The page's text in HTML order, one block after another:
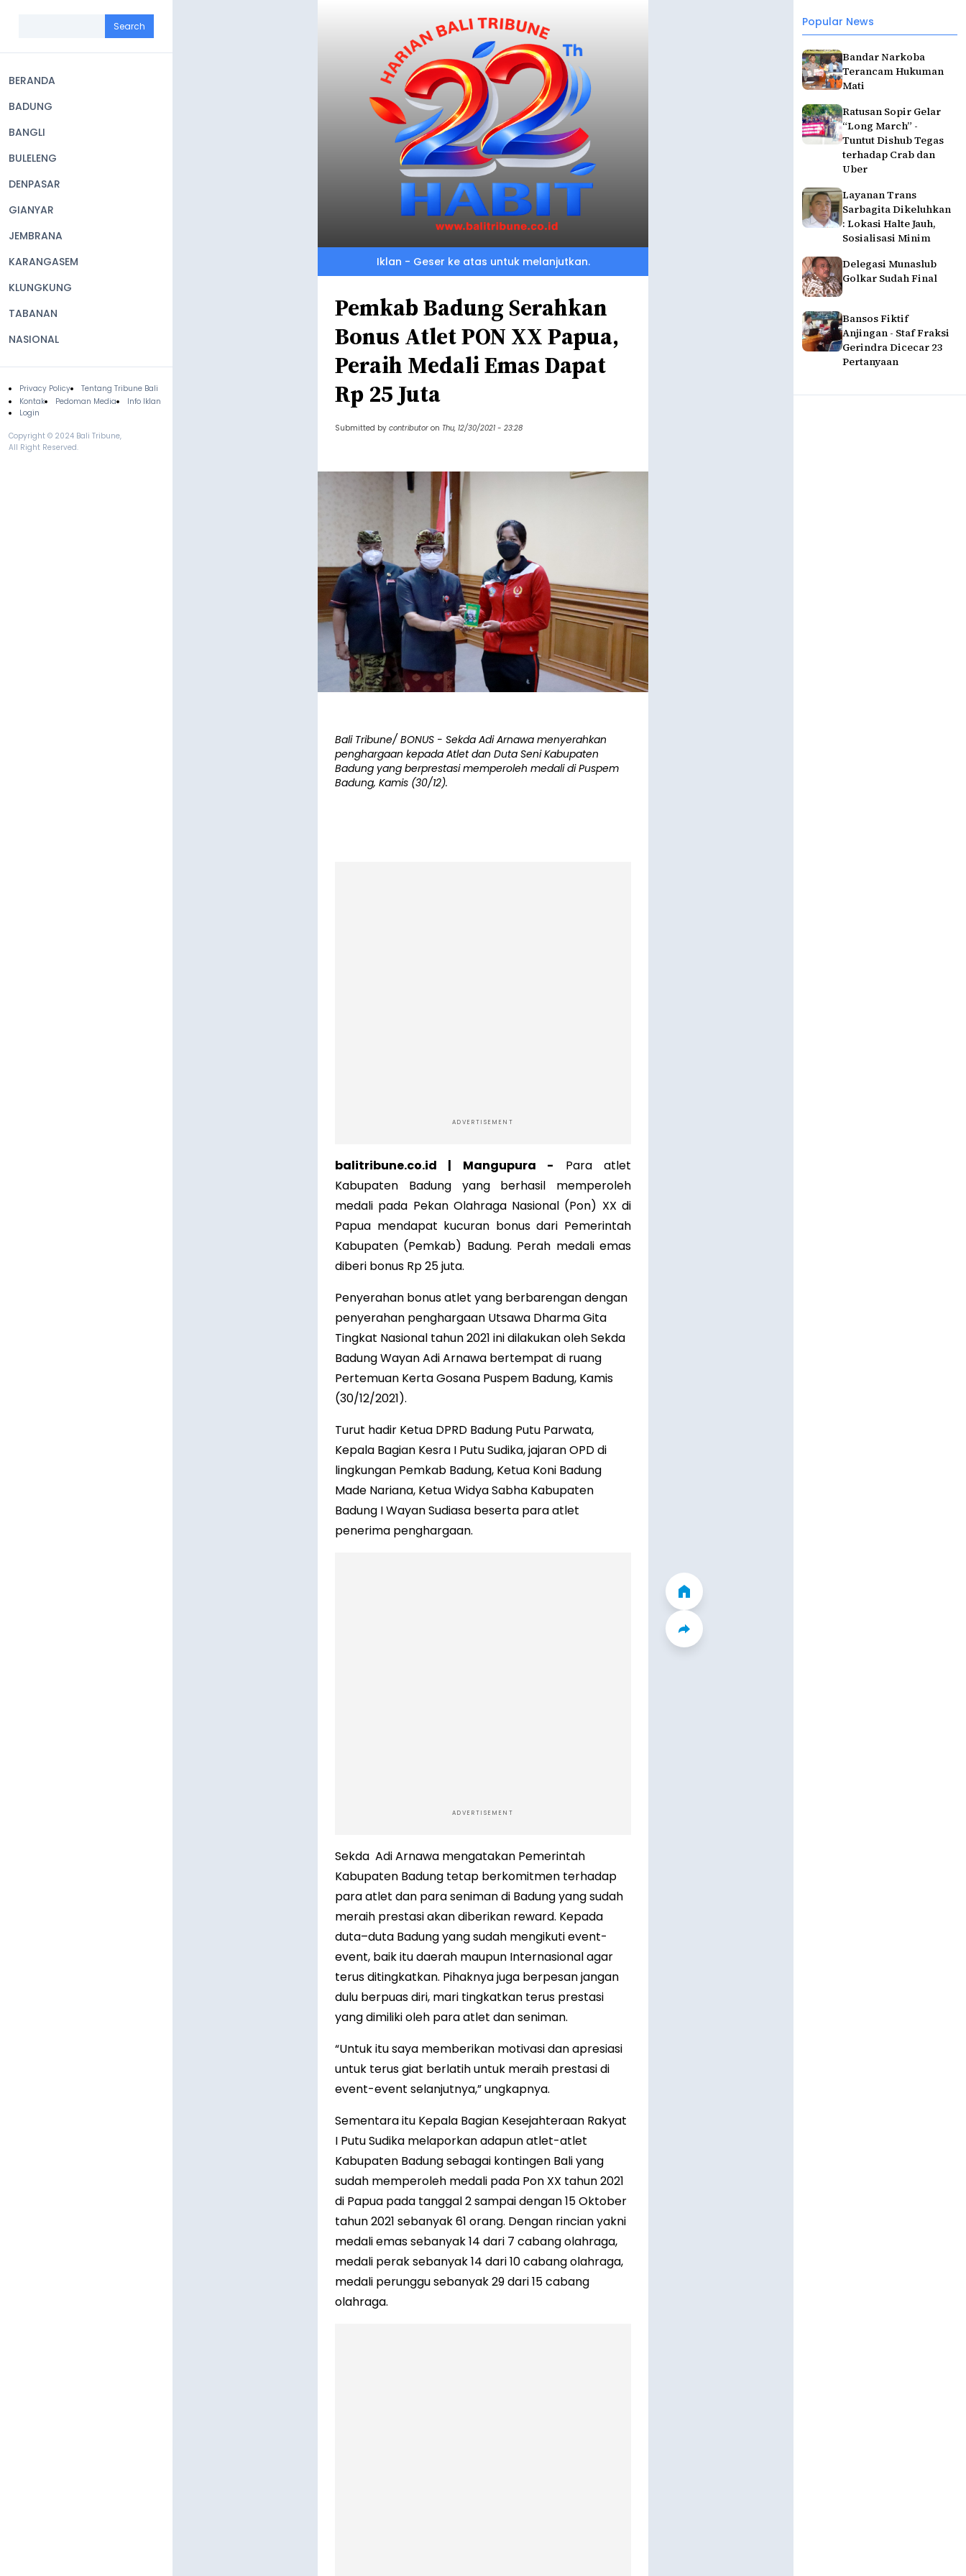
navigation
BERANDA
BADUNG
BANGLI
BULELENG
DENPASAR
GIANYAR
JEMBRANA
KARANGASEM
KLUNGKUNG
TABANAN
NASIONAL
Footer
Privacy Policy
Tentang Tribune Bali
Kontak
Pedoman Media
Info Iklan
Login
Copyright © 2024 Bali Tribune,
All Right Reserved.
Popular News
Bandar Narkoba
Terancam Hukuman
Mati
Ratusan Sopir Gelar
“Long March” -
Tuntut Dishub Tegas
terhadap Crab dan
Uber
Layanan Trans
Sarbagita Dikeluhkan
: Lokasi Halte Jauh,
Sosialisasi Minim
Delegasi Munaslub
Golkar Sudah Final
Bansos Fiktif
Anjingan - Staf Fraksi
Gerindra Dicecar 23
Pertanyaan
Iklan - Geser ke atas untuk melanjutkan.
Pemkab Badung Serahkan
Bonus Atlet PON XX Papua,
Peraih Medali Emas Dapat
Rp 25 Juta
Submitted by contributor on Thu, 12/30/2021 - 23:28
Bali Tribune/ BONUS - Sekda Adi Arnawa menyerahkan
penghargaan kepada Atlet dan Duta Seni Kabupaten
Badung yang berprestasi memperoleh medali di Puspem
Badung, Kamis (30/12).
ADVERTISEMENT
balitribune.co.id | Mangupura - Para atlet
Kabupaten Badung yang berhasil memperoleh
medali pada Pekan Olahraga Nasional (Pon) XX di
Papua mendapat kucuran bonus dari Pemerintah
Kabupaten (Pemkab) Badung. Perah medali emas
diberi bonus Rp 25 juta.
Penyerahan bonus atlet yang berbarengan dengan
penyerahan penghargaan Utsawa Dharma Gita
Tingkat Nasional tahun 2021 ini dilakukan oleh Sekda
Badung Wayan Adi Arnawa bertempat di ruang
Pertemuan Kerta Gosana Puspem Badung, Kamis
(30/12/2021).
Turut hadir Ketua DPRD Badung Putu Parwata,
Kepala Bagian Kesra I Putu Sudika, jajaran OPD di
lingkungan Pemkab Badung, Ketua Koni Badung
Made Nariana, Ketua Widya Sabha Kabupaten
Badung I Wayan Sudiasa beserta para atlet
penerima penghargaan.
ADVERTISEMENT
Sekda Adi Arnawa mengatakan Pemerintah
Kabupaten Badung tetap berkomitmen terhadap
para atlet dan para seniman di Badung yang sudah
meraih prestasi akan diberikan reward. Kepada
duta–duta Badung yang sudah mengikuti event-
event, baik itu daerah maupun Internasional agar
terus ditingkatkan. Pihaknya juga berpesan jangan
dulu berpuas diri, mari tingkatkan terus prestasi
yang dimiliki oleh para atlet dan seniman.
“Untuk itu saya memberikan motivasi dan apresiasi
untuk terus giat berlatih untuk meraih prestasi di
event-event selanjutnya,” ungkapnya.
Sementara itu Kepala Bagian Kesejahteraan Rakyat
I Putu Sudika melaporkan adapun atlet-atlet
Kabupaten Badung sebagai kontingen Bali yang
sudah memperoleh medali pada Pon XX tahun 2021
di Papua pada tanggal 2 sampai dengan 15 Oktober
tahun 2021 sebanyak 61 orang. Dengan rincian yakni
medali emas sebanyak 14 dari 7 cabang olahraga,
medali perak sebanyak 14 dari 10 cabang olahraga,
medali perunggu sebanyak 29 dari 15 cabang
olahraga.